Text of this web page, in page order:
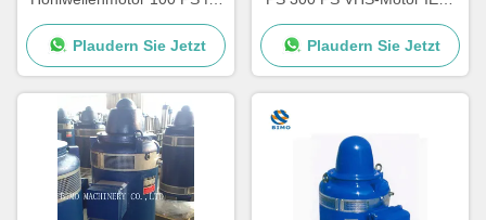
Tiefwasserpumpen
Plaudern Sie Jetzt
Standard NEMA-Standard
Plaudern Sie Jetzt